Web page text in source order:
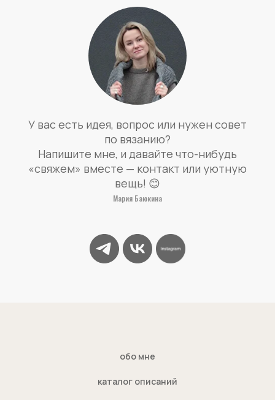
У вас есть идея, вопрос или нужен совет
по вязанию?
Напишите мне, и давайте что-нибудь
«свяжем» вместе — контакт или уютную
вещь! 😊
Мария Баюкина
обо мне
каталог описаний